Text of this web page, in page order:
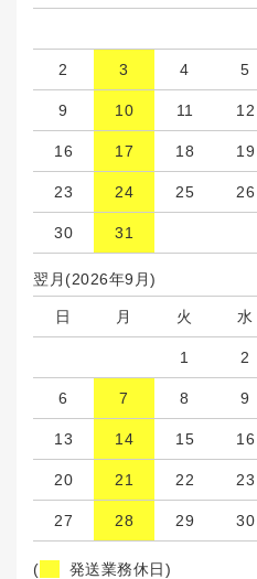
2 3 4 5
9 10 11 12
16 17 18 19
23 24 25 26
30 31
翌月(2026年9月)
日 月 火 水
1 2
6 7 8 9
13 14 15 16
20 21 22 23
27 28 29 30
( 発送業務休日)